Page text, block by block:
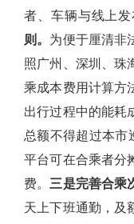
者、车辆与线上发
则。 为便于厘清非
照广州、深圳、珠
乘成本费用计算方
出行过程中的能耗
总额不得超过本市
平台可在合乘者分
费。 三是完善合乘
天上下班通勤，及